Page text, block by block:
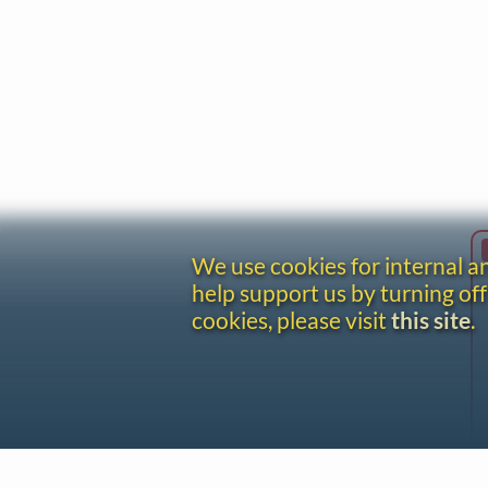
We use cookies for internal
help support us by turning
cookies, please visit this site.